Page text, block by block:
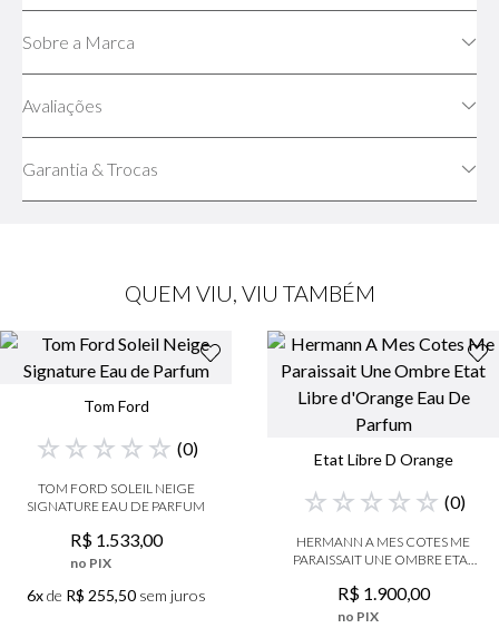
Sobre a Marca
Avaliações
Garantia & Trocas
QUEM VIU, VIU TAMBÉM
Tom Ford
☆ ☆ ☆ ☆ ☆ (0)
TOM FORD SOLEIL NEIGE
SIGNATURE EAU DE PARFUM
R$ 1.533,00
no PIX
6xde R$ 255,50sem juros
Etat Libre D Orange
☆ ☆ ☆ ☆ ☆ (0)
HERMANN A MES COTES ME
PARAISSAIT UNE OMBRE ETAT
PARFUM
R$ 1.900,00
no PIX